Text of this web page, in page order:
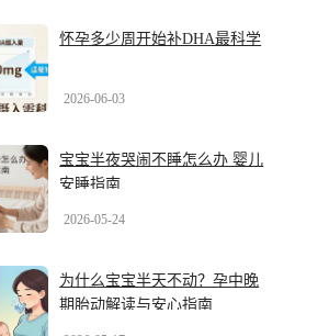
怀孕多少周开始补DHA最科学
2026-06-03
宝宝半夜哭闹不睡怎么办 婴儿
安睡指南
2026-05-24
为什么宝宝半天不动？孕中晚
期胎动解读与安心指南